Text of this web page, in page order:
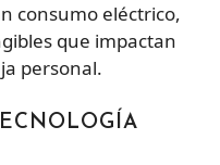
consumo eléctrico,
que impactan
personal.